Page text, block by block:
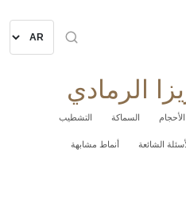
الرمادي
الأحجام السماكة التشطيب
الشائعة أنماط مشابهة